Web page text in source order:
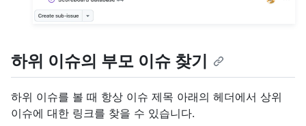
하위 이슈의 부모 이슈 찾기
하위 이슈를 볼 때 항상 이슈 제목 아래의 헤더에서 상위
이슈에 대한 링크를 찾을 수 있습니다.